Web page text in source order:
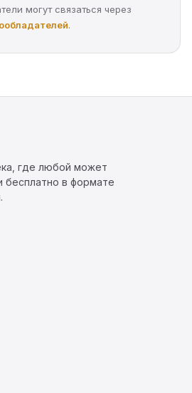
могут связаться через
.
где любой может
бесплатно в формате